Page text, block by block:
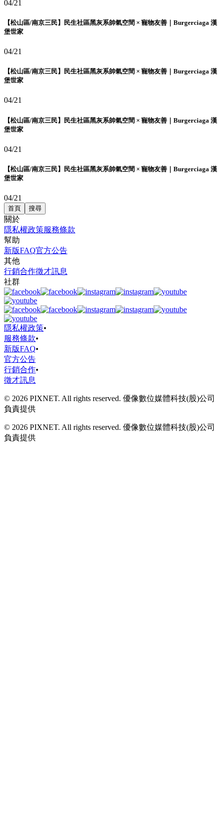
04/21
【松山區/南京三民】民生社區黑灰系帥氣空間 × 寵物友善｜Burgerciaga 漢
堡世家
04/21
【松山區/南京三民】民生社區黑灰系帥氣空間 × 寵物友善｜Burgerciaga 漢
堡世家
04/21
【松山區/南京三民】民生社區黑灰系帥氣空間 × 寵物友善｜Burgerciaga 漢
堡世家
04/21
【松山區/南京三民】民生社區黑灰系帥氣空間 × 寵物友善｜Burgerciaga 漢
堡世家
04/21
首頁 搜尋
關於
隱私權政策服務條款
幫助
新版FAQ官方公告
其他
行銷合作徵才訊息
社群
隱私權政策•
服務條款•
新版FAQ•
官方公告
行銷合作•
徵才訊息
© 2026 PIXNET. All rights reserved. 優像數位媒體科技(股)公司
負責提供
© 2026 PIXNET. All rights reserved. 優像數位媒體科技(股)公司
負責提供